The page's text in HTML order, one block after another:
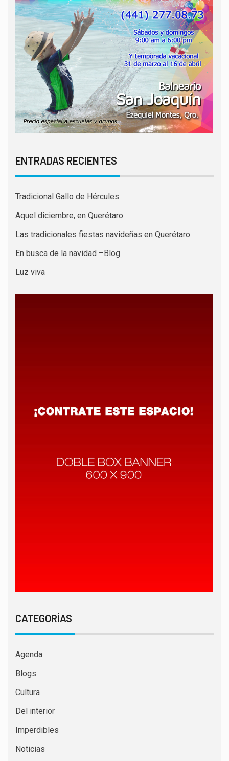
ENTRADAS RECIENTES
Tradicional Gallo de Hércules
Aquel diciembre, en Querétaro
Las tradicionales fiestas navideñas en Querétaro
En busca de la navidad –Blog
Luz viva
CATEGORÍAS
Agenda
Blogs
Cultura
Del interior
Imperdibles
Noticias